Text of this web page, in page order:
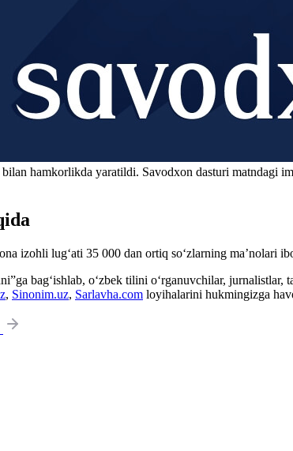
hamkorlikda yaratildi. Savodxon dasturi matndagi
izohli lug‘ati 35 000 dan ortiq so‘zlarning ma’nolari
bag‘ishlab, o‘zbek tilini o‘rganuvchilar,
, Sinonim.uz, Sarlavha.com loyihalarini hukmingizga